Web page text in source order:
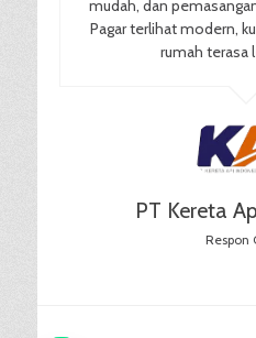
mudah, dan
Pagar terlihat modern,
rumah terasa
PT Kereta
Respon